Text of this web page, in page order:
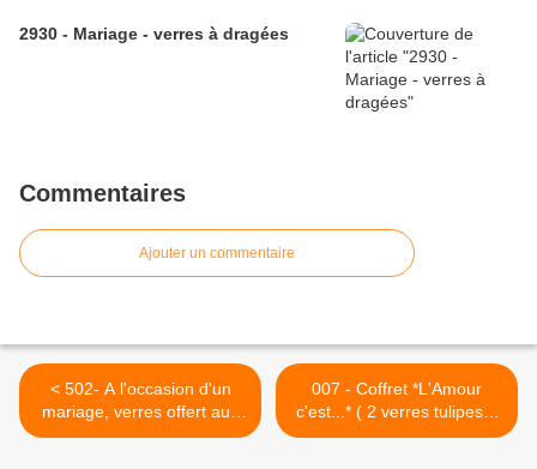
2930 - Mariage - verres à dragées
Commentaires
Ajouter un commentaire
< 502- A l'occasion d'un
mariage, verres offert aux
invités et amis des mariés (
007 - Coffret *L'Amour
c'est...* ( 2 verres tulipes +
bouteille) Fr. 98.00 (sur